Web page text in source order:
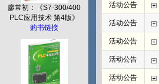
廖常初：《S7-300/400
PLC应用技术 第4版》
购书链接
活动公告
活动公告
活动公告
活动公告
活动公告